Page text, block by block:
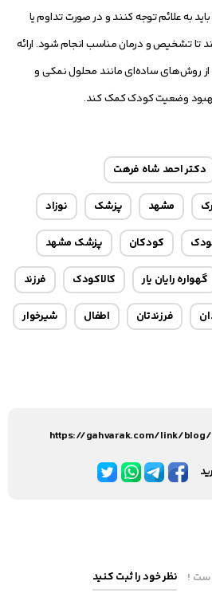
به علائم توجه کنند و در صورت تداوم یا
تا تشخیص و درمان مناسب انجام شود. ارائه
از روش‌های ساده‌ای مانند محلول نمکی و
وضعیت کودک کمک کند.
دکتر احمد شاه فرهت
مشهد پزشک نوزاد
کودکان پزشک مشهد
گهواره رایان یار کالاکودک فرزند
فرزندتان اطفال شیرخوار
https://gahvarak.com/link/blog/
! نظر خود را ثبت کنید